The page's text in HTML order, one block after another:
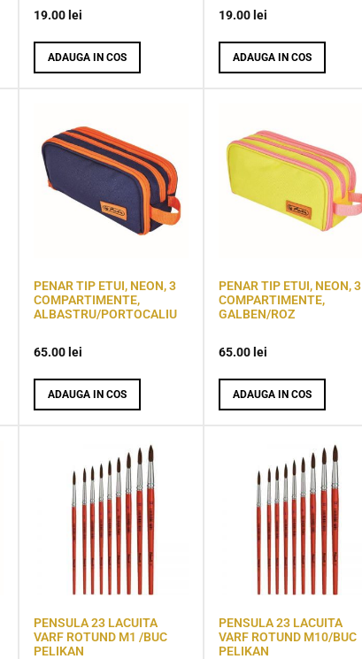
19.00 lei
ADAUGA IN COS
19.00 lei
ADAUGA IN COS
PENAR TIP ETUI, NEON, 3
COMPARTIMENTE,
ALBASTRU/PORTOCALIU
65.00 lei
ADAUGA IN COS
PENAR TIP ETUI, NEON, 3
COMPARTIMENTE,
GALBEN/ROZ
65.00 lei
ADAUGA IN COS
PENSULA 23 LACUITA
VARF ROTUND M1 /BUC
PELIKAN
PENSULA 23 LACUITA
VARF ROTUND M10/BUC
PELIKAN